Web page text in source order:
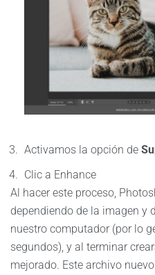
Activamos la opción de
Clic a Enhance
Al hacer este proceso,
dependiendo de la imagen y
nuestro computador (por lo
segundos), y al terminar
mejorado. Este archivo